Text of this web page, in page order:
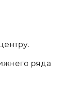
ряда